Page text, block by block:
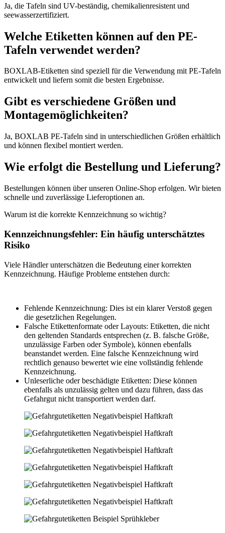
Ja, die Tafeln sind UV-beständig, chemikalienresistent und
seewasserzertifiziert.
Welche Etiketten können auf den PE-
Tafeln verwendet werden?
BOXLAB-Etiketten sind speziell für die Verwendung mit PE-Tafeln
entwickelt und liefern somit die besten Ergebnisse.
Gibt es verschiedene Größen und
Montagemöglichkeiten?
Ja, BOXLAB PE-Tafeln sind in unterschiedlichen Größen erhältlich
und können flexibel montiert werden.
Wie erfolgt die Bestellung und Lieferung?
Bestellungen können über unseren Online-Shop erfolgen. Wir bieten
schnelle und zuverlässige Lieferoptionen an.
Warum ist die korrekte Kennzeichnung so wichtig?
Kennzeichnungsfehler: Ein häufig unterschätztes
Risiko
Viele Händler unterschätzen die Bedeutung einer korrekten
Kennzeichnung. Häufige Probleme entstehen durch:
Fehlende Kennzeichnung: Dies ist ein klarer Verstoß gegen
die gesetzlichen Regelungen.
Falsche Etikettenformate oder Layouts: Etiketten, die nicht
den geltenden Standards entsprechen (z. B. falsche Größe,
unzulässige Farben oder Symbole), können ebenfalls
beanstandet werden. Eine falsche Kennzeichnung wird
rechtlich genauso bewertet wie eine vollständig fehlende
Kennzeichnung.
Unleserliche oder beschädigte Etiketten: Diese können
ebenfalls als unzulässig gelten und dazu führen, dass das
Gefahrgut nicht transportiert werden darf.